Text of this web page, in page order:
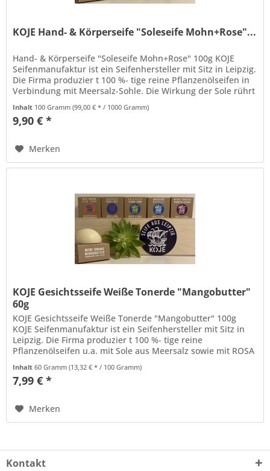
KOJE Hand- & Körperseife "Soleseife Mohn+Rose"...
Hand- & Körperseife "Soleseife Mohn+Rose" 100g KOJE
Seifenmanufaktur ist ein Seifenhersteller mit Sitz in Leipzig.
Die Firma produzier t 100 %- tige reine Pflanzenölseifen in
Verbindung mit Meersalz-Sohle. Die Wirkung der Sole rührt
Inhalt 100 Gramm(99,00 € * / 1000 Gramm)
9,90 € *
Merken
KOJE Gesichtsseife Weiße Tonerde "Mangobutter"
60g
KOJE Gesichtsseife Weiße Tonerde "Mangobutter" 100g
KOJE Seifenmanufaktur ist ein Seifenhersteller mit Sitz in
Leipzig. Die Firma produzier t 100 %- tige reine
Pflanzenölseifen u.a. mit Sole aus Meersalz sowie mit ROSA
Inhalt60 Gramm(13,32 € * / 100 Gramm)
7,99 € *
Merken
Kontakt